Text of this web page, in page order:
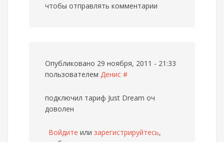
чтобы отправлять комментарии
Опубликовано 29 ноября, 2011 - 21:33
пользователем Денис #
подключил тариф Just Dream оч
доволен
Войдите или зарегистрируйтесь,